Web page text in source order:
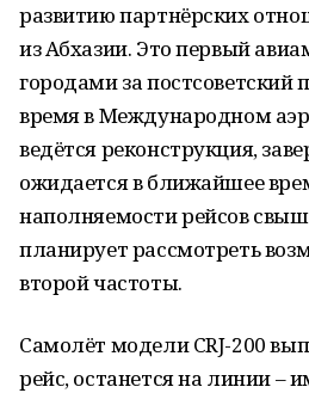
развитию партнёрских
из Абхазии. Это первый
городами за постсоветский
время в Международном
ведётся реконструкция,
ожидается в ближайшее
наполняемости рейсов
планирует рассмотреть
второй частоты.
Самолёт модели CRJ-200
рейс, останется на линии –